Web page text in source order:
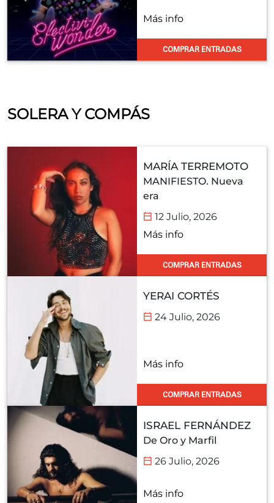
Más info
COMPRAR ENTRADAS
SOLERA Y COMPÁS
MARÍA TERREMOTO
MANIFIESTO. Nueva
era
12 Julio, 2026
Más info
COMPRAR ENTRADAS
YERAI CORTÉS
24 Julio, 2026
Más info
COMPRAR ENTRADAS
ISRAEL FERNÁNDEZ
De Oro y Marfil
26 Julio, 2026
Más info